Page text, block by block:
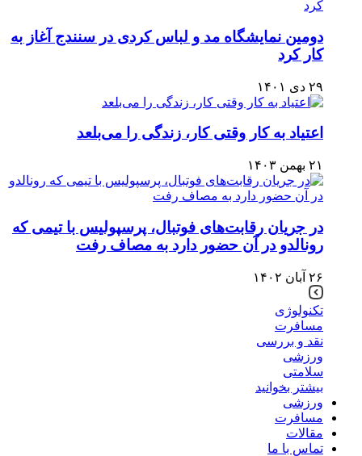
دومین نمایشگاه مد و لباس کردی در سنندج آغاز به
کار کرد
۲۹ دی ۱۴۰۱
اعتیاد به کار وقتی کار، زندگی را می‌بلعد
۲۱ بهمن ۱۴۰۳
در جریان رقابت‌های فوتبال، پرسپولیس با تیمی که
رونالدو در آن حضور دارد به مصاف رفت
۲۶ آبان ۱۴۰۲
تکنولوژی
مسافرت
نقد و بررسی
ورزشی
سلامتی
بیشتر بخوانید
ورزشی
مسافرت
مقالات
تماس با ما